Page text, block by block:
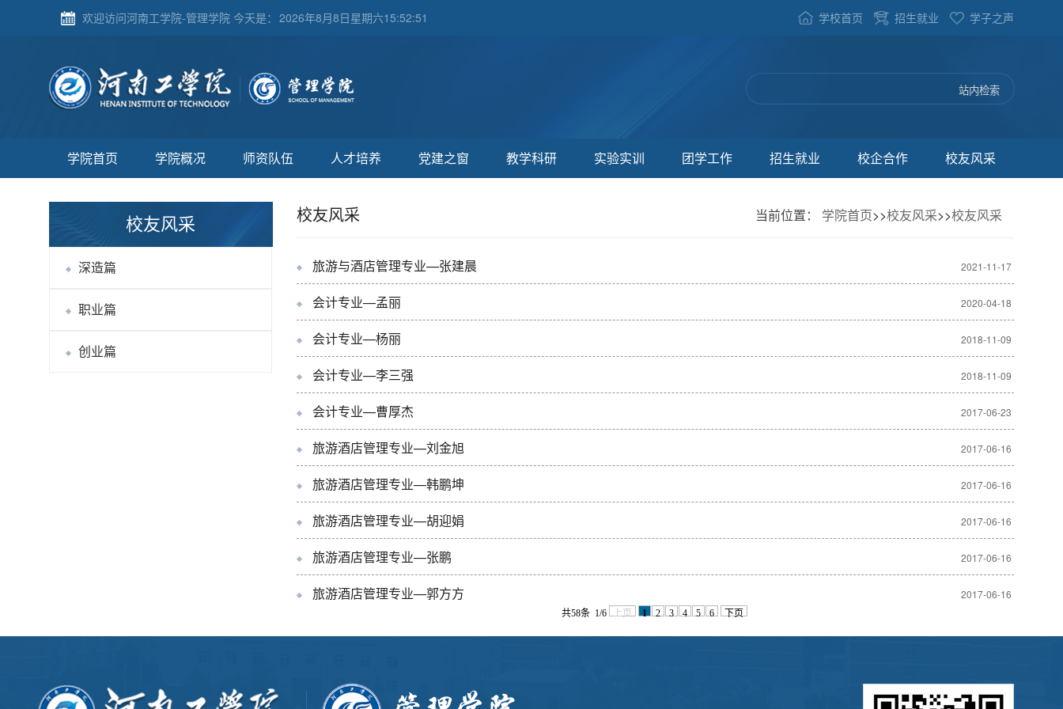
欢迎访问河南工学院-管理学院 今天是： 2026年8月8日星期六15:52:52 学校首页 招生就业 学子之声
学院首页 学院概况 师资队伍 人才培养 党建之窗 教学科研 实验实训 团学工作 招生就业 校企合作 校友风采
校友风采
深造篇
职业篇
创业篇
校友风采 当前位置： 学院首页>>校友风采>>校友风采
旅游与酒店管理专业—张建晨 2021-11-17
会计专业—孟丽 2020-04-18
会计专业—杨丽 2018-11-09
会计专业—李三强 2018-11-09
会计专业—曹厚杰 2017-06-23
旅游酒店管理专业—刘金旭 2017-06-16
旅游酒店管理专业—韩鹏坤 2017-06-16
旅游酒店管理专业—胡迎娟 2017-06-16
旅游酒店管理专业—张鹏 2017-06-16
旅游酒店管理专业—郭方方 2017-06-16
共58条 1/6 上页 1 2 3 4 5 6 下页